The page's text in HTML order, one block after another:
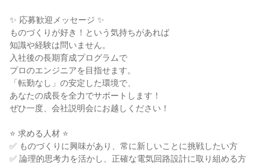
✨ 応募歓迎メッセージ ✨
ものづくりが好き！という気持ちがあれば
知識や経験は問いません。
入社後の長期育成プログラムで
プロのエンジニアを目指せます。
「転勤なし」の安定した環境で、
あなたの成長を全力でサポートします！
ぜひ一度、会社説明会にお越しください！
⭐ 求める人材 ⭐
✅ ものづくりに興味があり、常に新しいことに挑戦したい方
✅ 論理的思考力を活かし、正確な電気回路設計に取り組める方